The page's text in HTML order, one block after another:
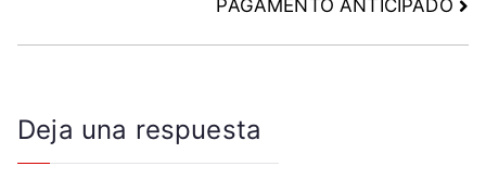
PAGAMENTO ANTICIPADO
Deja una respuesta